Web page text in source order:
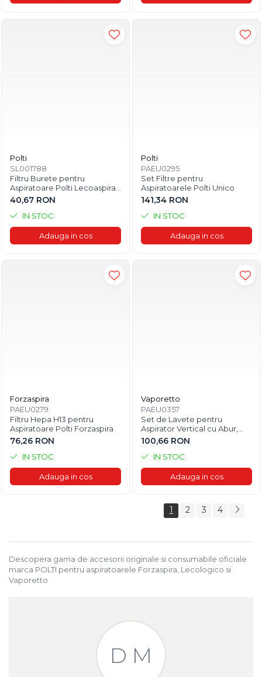
Polti
SL001788
Filtru Burete pentru
Aspiratoare Polti Lecoaspira
si Lecologico
40,67 RON
IN STOC
Adauga in cos
Polti
PAEU0295
Set Filtre pentru
Aspiratoarele Polti Unico
141,34 RON
IN STOC
Adauga in cos
Forzaspira
PAEU0279
Filtru Hepa H13 pentru
Aspiratoare Polti Forzaspira
76,26 RON
IN STOC
Adauga in cos
Vaporetto
PAEU0357
Set de Lavete pentru
Aspirator Vertical cu Abur,
Multifunctional, Polti
Vaporetto 3 Clean
100,66 RON
IN STOC
Adauga in cos
1 2 3 4
Descopera gama de accesorii originale si consumabile oficiale
marca POLTI pentru aspiratoarele Forzaspira, Lecologico si
Vaporetto
D M